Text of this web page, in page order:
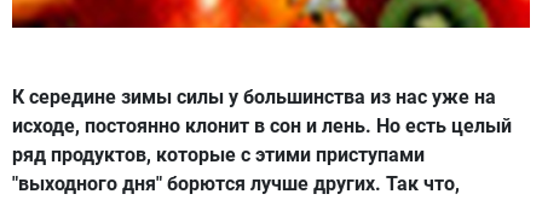
К середине зимы силы у большинства из нас уже на
исходе, постоянно клонит в сон и лень. Но есть целый
ряд продуктов, которые с этими приступами
"выходного дня" борются лучше других. Так что,